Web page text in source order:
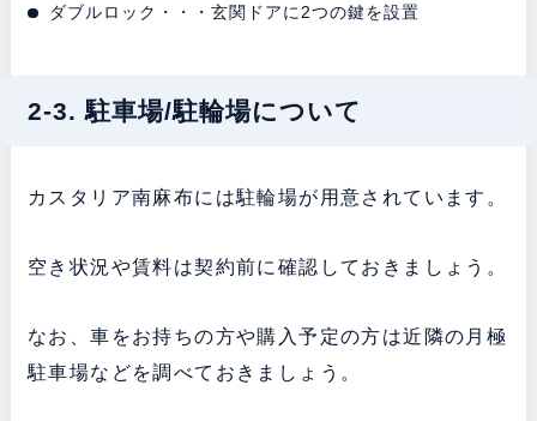
ダブルロック・・・玄関ドアに2つの鍵を設置
2-3. 駐車場/駐輪場について
カスタリア南麻布には駐輪場が用意されています。
空き状況や賃料は契約前に確認しておきましょう。
なお、車をお持ちの方や購入予定の方は近隣の月極
駐車場などを調べておきましょう。